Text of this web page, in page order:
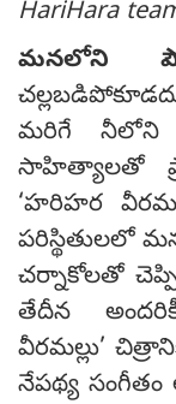
HariHara
మనలోని
మరిగే నీలోని
సాహిత్యాలతో
‘హరిహర
పరిస్థితులలో
చర్నాకోలతో
తేదీన
వీరమల్లు’
నేపథ్య